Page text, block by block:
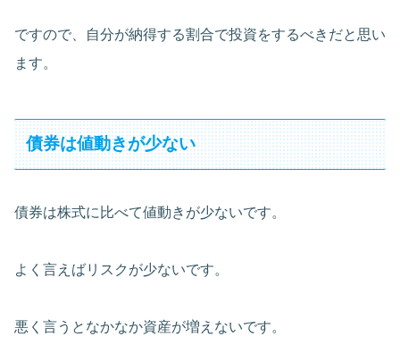
ですので、自分が納得する割合で投資をするべきだと思い
ます。
債券は値動きが少ない
債券は株式に比べて値動きが少ないです。
よく言えばリスクが少ないです。
悪く言うとなかなか資産が増えないです。